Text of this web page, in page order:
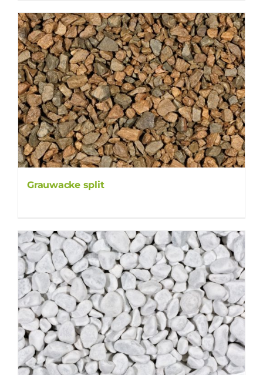
Grauwacke split